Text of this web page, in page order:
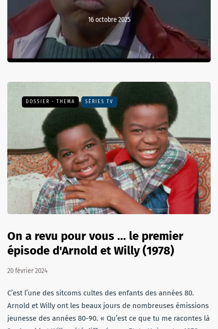
16 octobre 2025
DOSSIER - THEMA SÉRIES TV
On a revu pour vous ... le premier
épisode d'Arnold et Willy (1978)
20 février 2024
C’est l’une des sitcoms cultes des enfants des années 80.
Arnold et Willy ont les beaux jours de nombreuses émissions
jeunesse des années 80-90. « Qu’est ce que tu me racontes là